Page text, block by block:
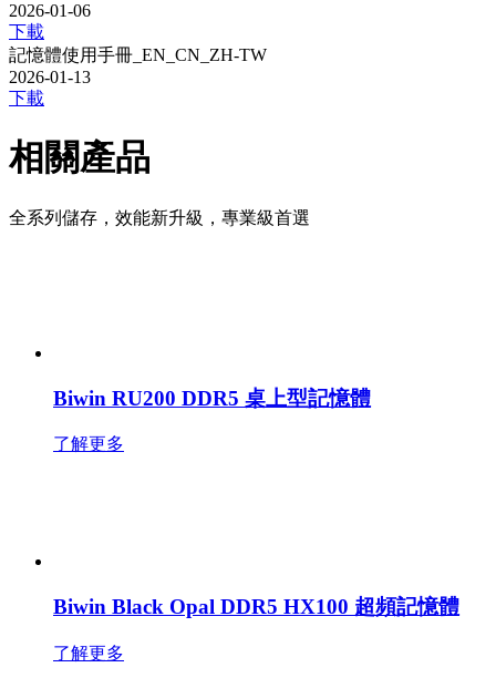
2026-01-06
下載
記憶體使用手冊_EN_CN_ZH-TW
2026-01-13
下載
相關產品
全系列儲存，效能新升級，專業級首選
Biwin RU200 DDR5 桌上型記憶體
了解更多
Biwin Black Opal DDR5 HX100 超頻記憶體
了解更多